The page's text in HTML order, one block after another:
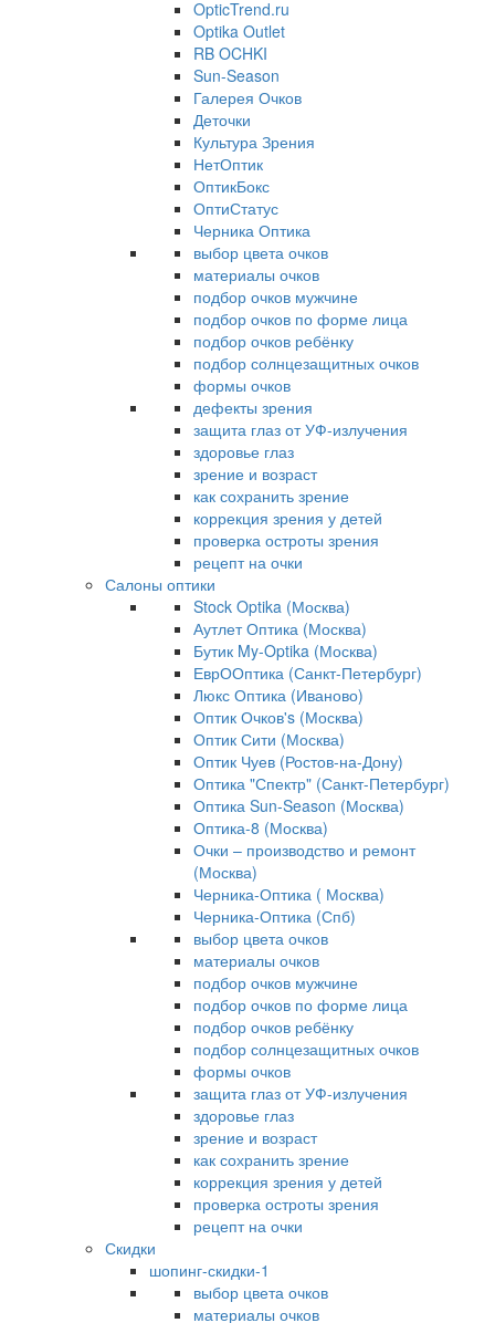
OpticTrend.ru
Optika Outlet
RB OCHKI
Sun-Season
Галерея Очков
Деточки
Культура Зрения
НетОптик
ОптикБокс
ОптиСтатус
Черника Оптика
выбор цвета очков
материалы очков
подбор очков мужчине
подбор очков по форме лица
подбор очков ребёнку
подбор солнцезащитных очков
формы очков
дефекты зрения
защита глаз от УФ-излучения
здоровье глаз
зрение и возраст
как сохранить зрение
коррекция зрения у детей
проверка остроты зрения
рецепт на очки
Салоны оптики
Stock Optika (Москва)
Аутлет Оптика (Москва)
Бутик My-Optika (Москва)
ЕврООптика (Санкт-Петербург)
Люкс Оптика (Иваново)
Оптик Очков's (Москва)
Оптик Сити (Москва)
Оптик Чуев (Ростов-на-Дону)
Оптика "Спектр" (Санкт-Петербург)
Оптика Sun-Season (Москва)
Оптика-8 (Москва)
Очки – производство и ремонт
(Москва)
Черника-Оптика ( Москва)
Черника-Оптика (Спб)
выбор цвета очков
материалы очков
подбор очков мужчине
подбор очков по форме лица
подбор очков ребёнку
подбор солнцезащитных очков
формы очков
защита глаз от УФ-излучения
здоровье глаз
зрение и возраст
как сохранить зрение
коррекция зрения у детей
проверка остроты зрения
рецепт на очки
Скидки
шопинг-скидки-1
выбор цвета очков
материалы очков